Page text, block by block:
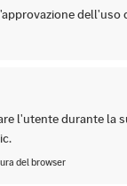
dell'uso
l'utente durante la
del browser